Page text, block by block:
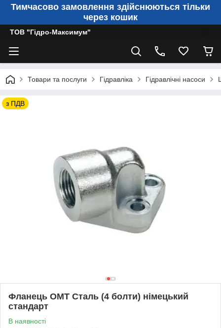
Тимчасово замовлення здійснюються тільки
через кошик
ТОВ "Гідро-Максимум"
Товари та послуги Гідравліка Гідравлічні насоси
з ПДВ
Фланець OMT Сталь (4 болти) німецький
стандарт
В наявності